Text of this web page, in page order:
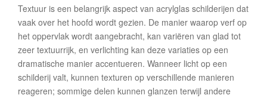
Textuur is een belangrijk aspect van acrylglas schilderijen dat
vaak over het hoofd wordt gezien. De manier waarop verf op
het oppervlak wordt aangebracht, kan variëren van glad tot
zeer textuurrijk, en verlichting kan deze variaties op een
dramatische manier accentueren. Wanneer licht op een
schilderij valt, kunnen texturen op verschillende manieren
reageren; sommige delen kunnen glanzen terwijl andere